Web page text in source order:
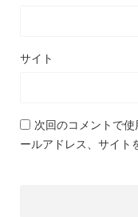
サイト
次回のコメントで
ールアドレス、サイト